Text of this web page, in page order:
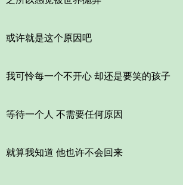
或许就是这个原因吧
我可怜每一个不开心 却还是要笑的孩子
等待一个人 不需要任何原因
就算我知道 他也许不会回来